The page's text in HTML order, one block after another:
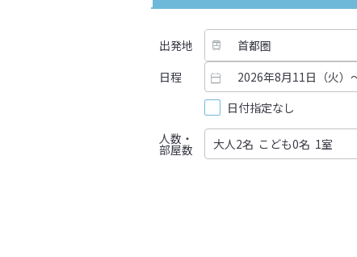
出発地
日程
日付指定なし
人数・
部屋数